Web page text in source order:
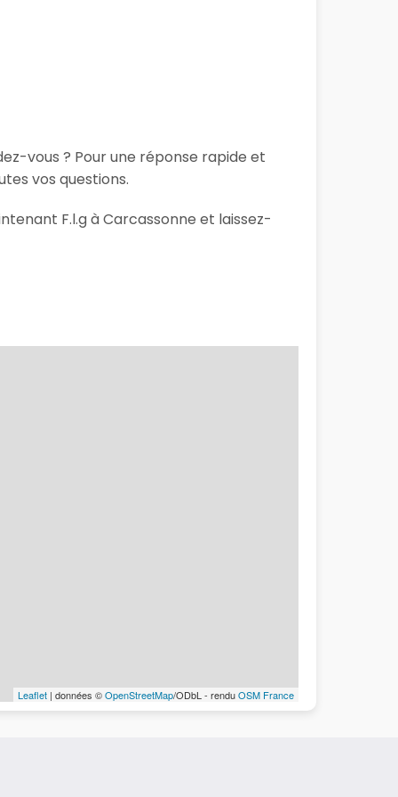
vous ? Pour une réponse rapide et
vos questions.
F.l.g à Carcassonne et laissez-
Leaflet | données ©OpenStreetMap/ODbL - renduOSM France